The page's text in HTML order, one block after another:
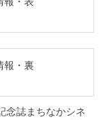
報・裏
念誌まちなかシネ